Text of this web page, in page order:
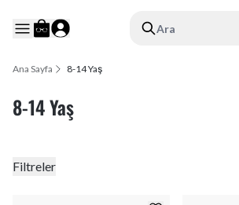
Ara
Ana Sayfa 8-14 Yaş
8-14 Yaş
Filtreler